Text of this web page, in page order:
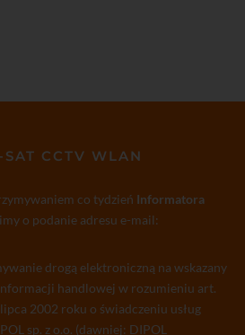
CCTV WLAN
co tydzień Informatora
o podanie adresu e-mail:
drogą elektroniczną na wskazany
handlowej w rozumieniu art.
2002 roku o świadczeniu usług
sp. z o.o. (dawniej: DIPOL